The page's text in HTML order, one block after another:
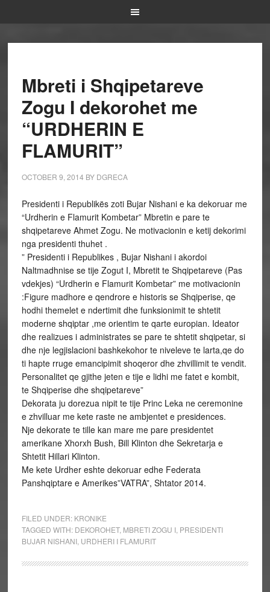
Mbreti i Shqipetareve
Zogu I dekorohet me
“URDHERIN E
FLAMURIT”
OCTOBER 9, 2014 BY DGRECA
Presidenti i Republikës zoti Bujar Nishani e ka dekoruar me
“Urdherin e Flamurit Kombetar” Mbretin e pare te
shqipetareve Ahmet Zogu. Ne motivacionin e ketij dekorimi
nga presidenti thuhet .
” Presidenti i Republikes , Bujar Nishani i akordoi
Naltmadhnise se tije Zogut I, Mbretit te Shqipetareve (Pas
vdekjes) “Urdherin e Flamurit Kombetar” me motivacionin
:Figure madhore e qendrore e historis se Shqiperise, qe
hodhi themelet e ndertimit dhe funksionimit te shtetit
moderne shqiptar ,me orientim te qarte europian. Ideator
dhe realizues i administrates se pare te shtetit shqipetar, si
dhe nje legjislacioni bashkekohor te niveleve te larta,qe do
ti hapte rruge emancipimit shoqeror dhe zhvillimit te vendit.
Personalitet qe gjithe jeten e tije e lidhi me fatet e kombit,
te Shqiperise dhe shqipetareve”
Dekorata ju dorezua nipit te tije Princ Leka ne ceremonine
e zhvilluar me kete raste ne ambjentet e presidences.
Nje dekorate te tille kan mare me pare presidentet
amerikane Xhorxh Bush, Bill Klinton dhe Sekretarja e
Shtetit Hillari Klinton.
Me kete Urdher eshte dekoruar edhe Federata
Panshqiptare e Amerikes”VATRA”, Shtator 2014.
FILED UNDER: KRONIKE
TAGGED WITH: DEKOROHET, MBRETI ZOGU I, PRESIDENTI
BUJAR NISHANI, URDHERI I FLAMURIT